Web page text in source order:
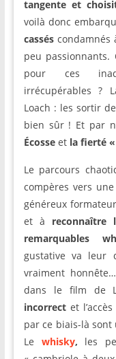
tangente et
voilà donc
casséscondamnés
peu passionnants.
pour ces
irrécupérables ?
Loach : les sortir
bien sûr ! Et par
Écosseet la fierté
Le parcours
compères vers
généreux
et à
remarquables
gustative va leur
vraiment
dans le film de
incorrectet
par ce biais-là
Le whisky, les